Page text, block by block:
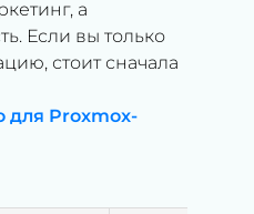
а
Если вы только
стоит сначала
для Proxmox-